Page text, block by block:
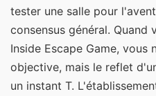
tester une salle pour
consensus général. Quand
Inside Escape Game, vous
objective, mais le reflet
un instant T.